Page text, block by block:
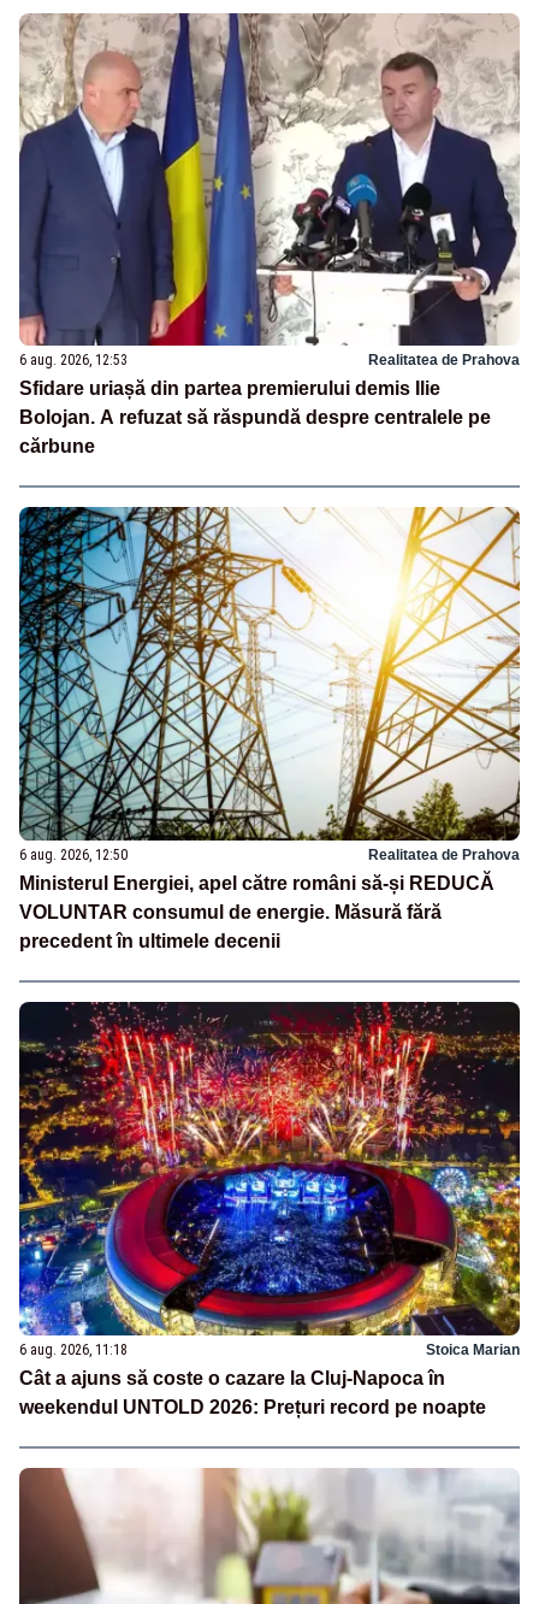
6 aug. 2026, 12:53 Realitatea de Prahova
Sfidare uriașă din partea premierului demis Ilie
Bolojan. A refuzat să răspundă despre centralele pe
cărbune
6 aug. 2026, 12:50 Realitatea de Prahova
Ministerul Energiei, apel către români să-și REDUCĂ
VOLUNTAR consumul de energie. Măsură fără
precedent în ultimele decenii
6 aug. 2026, 11:18 Stoica Marian
Cât a ajuns să coste o cazare la Cluj-Napoca în
weekendul UNTOLD 2026: Prețuri record pe noapte